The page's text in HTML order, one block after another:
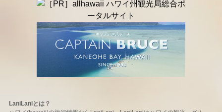
LaniLaniとは？